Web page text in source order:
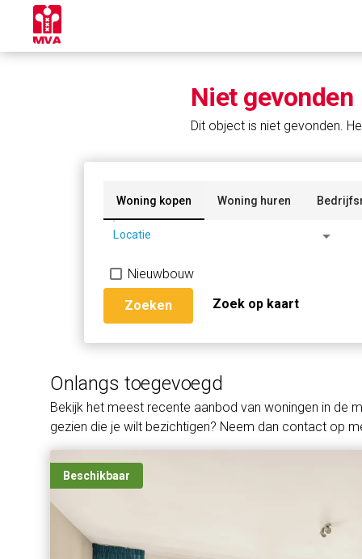
Niet gevonden
Dit object is niet gevonden.
Woning kopen Woning huren
Locatie arrow_drop_down
Nieuwbouw
Zoeken Zoek op kaart
Onlangs toegevoegd
Bekijk het meest recente aanbod van woningen in de
gezien die je wilt bezichtigen? Neem dan contact op
Beschikbaar